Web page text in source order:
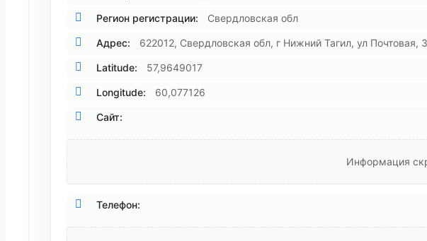
Регион регистрации: Свердловская обл
Адрес: 622012, Свердловская обл, г Нижний Тагил, ул Почтовая, 3
Latitude: 57,9649017
Longitude: 60,077126
Сайт:
Информация
Телефон: